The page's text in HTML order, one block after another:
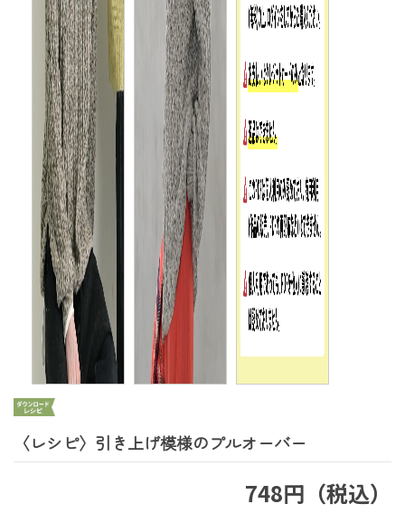
〈レシピ〉引き上げ模様のプルオーバー
748円（税込）